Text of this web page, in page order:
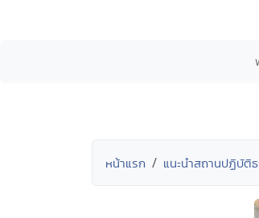
หน้าแรก แนะนำสถานปฏิบัติ